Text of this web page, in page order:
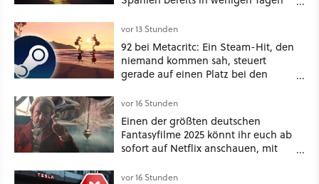
vor 13 Stunden
92 bei Metacritc: Ein Steam-Hit, den
niemand kommen sah, steuert
gerade auf einen Platz bei den
vor 16 Stunden
Einen der größten deutschen
Fantasyfilme 2025 könnt ihr euch ab
sofort auf Netflix anschauen, mit
vor 16 Stunden